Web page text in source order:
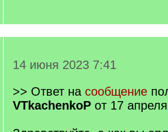
14 июня 2023 7:41
>> Ответ на сообщение
VTkachenkoP от 17